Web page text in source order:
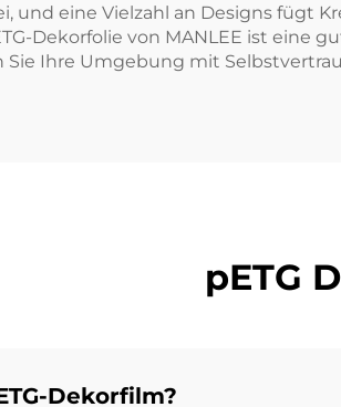
und eine Vielzahl an Designs fügt
Dekorfolie von MANLEE ist eine
Ihre Umgebung mit
pETG
Dekorfilm?